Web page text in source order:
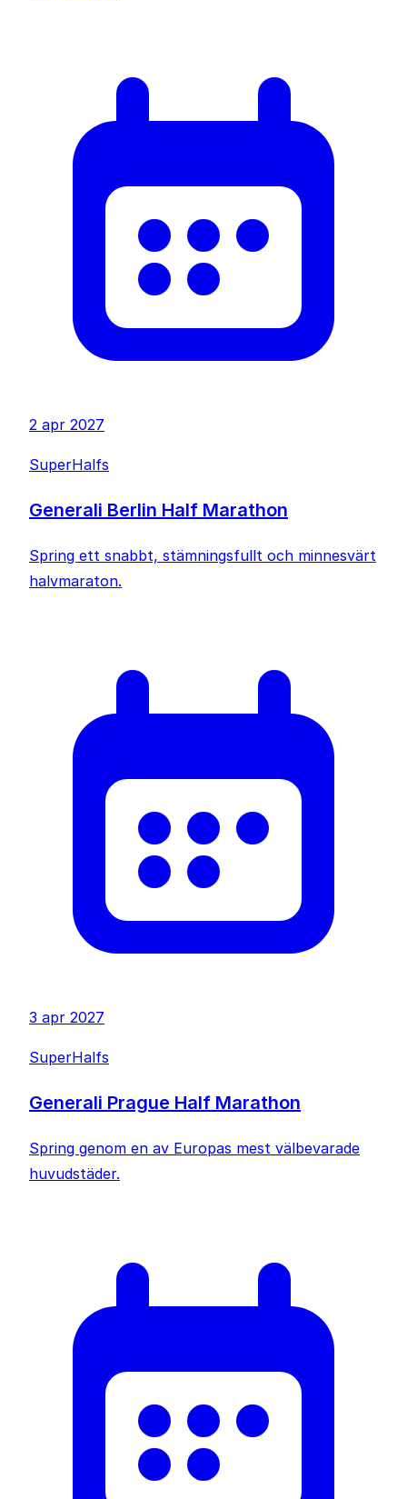
2 apr 2027
SuperHalfs
Generali Berlin Half Marathon
Spring ett snabbt, stämningsfullt och minnesvärt
halvmaraton.
3 apr 2027
SuperHalfs
Generali Prague Half Marathon
Spring genom en av Europas mest välbevarade
huvudstäder.